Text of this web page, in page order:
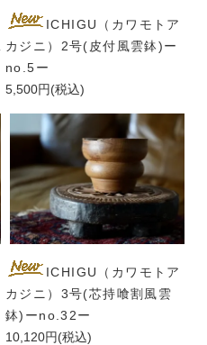
ICHIGU（カワモトア
カジニ）2号(皮付風雲鉢)ー
no.5ー
5,500円(税込)
ICHIGU（カワモトア
カジニ）3号(芯持喰割風雲
鉢)ーno.32ー
10,120円(税込)